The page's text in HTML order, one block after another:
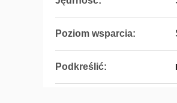
Poziom wsparcia:
Podkreślić: